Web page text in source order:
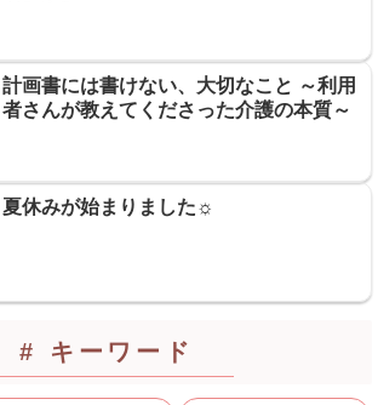
計画書には書けない、大切なこと ～利用
者さんが教えてくださった介護の本質～
夏休みが始まりました☼
# キーワード